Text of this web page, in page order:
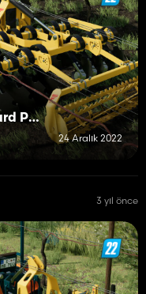
FERRAND / DHUGUES Vineyard Pack
24 Aralık 2022
3 yıl önce